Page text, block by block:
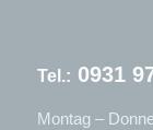
Tel.: 0931
Montag –